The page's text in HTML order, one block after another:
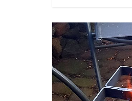
z
i